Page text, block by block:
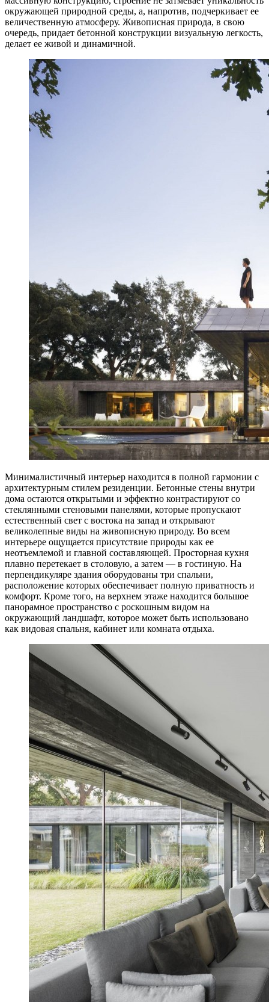
окружающей природной среды, а, напротив, подчеркивает ее
величественную атмосферу. Живописная природа, в свою
очередь, придает бетонной конструкции визуальную легкость,
делает ее живой и динамичной.
Минималистичный интерьер находится в полной гармонии с
архитектурным стилем резиденции. Бетонные стены внутри
дома остаются открытыми и эффектно контрастируют со
стеклянными стеновыми панелями, которые пропускают
естественный свет с востока на запад и открывают
великолепные виды на живописную природу. Во всем
интерьере ощущается присутствие природы как ее
неотъемлемой и главной составляющей. Просторная кухня
плавно перетекает в столовую, а затем — в гостиную. На
перпендикуляре здания оборудованы три спальни,
расположение которых обеспечивает полную приватность и
комфорт. Кроме того, на верхнем этаже находится большое
панорамное пространство с роскошным видом на
окружающий ландшафт, которое может быть использовано
как видовая спальня, кабинет или комната отдыха.